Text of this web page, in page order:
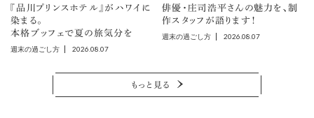
『品川プリンスホテル』がハワイに
染まる。
本格ブッフェで夏の旅気分を
週末の過ごし方 2026.08.07
俳優・庄司浩平さんの魅力を、制
作スタッフが語ります！
週末の過ごし方 2026.08.07
もっと見る